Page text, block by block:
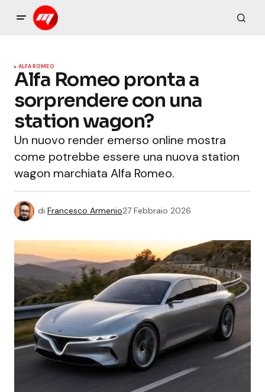
ALFA ROMEO
Alfa Romeo pronta a
sorprendere con una
station wagon?
Un nuovo render emerso online mostra
come potrebbe essere una nuova station
wagon marchiata Alfa Romeo.
di Francesco Armenio27 Febbraio 2026